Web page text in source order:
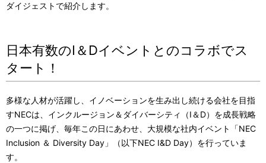
ダイジェストで紹介します。
日本有数のI＆Dイベントとのコラボでス
タート！
多様な人材が活躍し、イノベーションを生み出し続ける会社を目指
すNECは、インクルージョン＆ダイバーシティ（I＆D）を成長戦略
の一つに掲げ、毎年この日にあわせ、大規模な社内イベント「NEC
Inclusion ＆ Diversity Day」（以下NEC I&D Day）を行っていま
す。